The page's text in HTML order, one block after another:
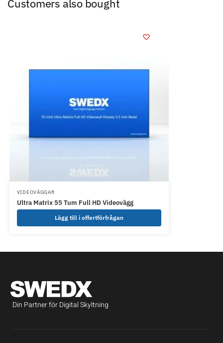
Customers also bought
VIDEOVÄGGAR
Ultra Matrix 55 Tum Full HD Videovägg
Lägg till i offertförfrågan
Din Partner för Digital Skyltning